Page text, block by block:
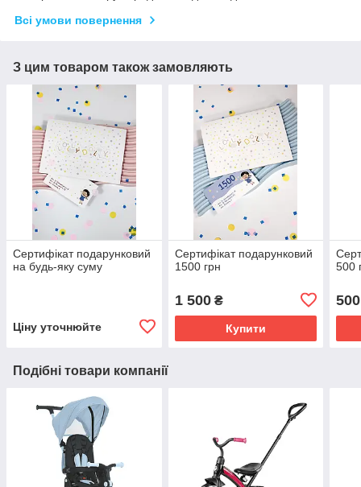
Всі умови повернення
З цим товаром також замовляють
Сертифікат подарунковий
на будь-яку суму
Ціну уточнюйте
Сертифікат подарунковий
1500 грн
1 500₴
Купити
500
500
Подібні товари компанії